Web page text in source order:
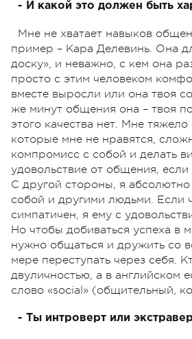
- И какой это должен быть
Мне не хватает навыков
пример – Кара Делевинь. Она
доску», и неважно, с кем она
просто с этим человеком
вместе выросли или она твоя
же минут общения она – твоя
этого качества нет. Мне
которые мне не нравятся,
компромисс с собой и делать
удовольствие от общения,
С другой стороны, я
собой и другими людьми. Если
симпатичен, я ему с
Но чтобы добиваться успеха в
нужно общаться и дружить со
мере переступать через себя.
двуличностью, а в английском
слово «social» (общительный,
- Ты интроверт или